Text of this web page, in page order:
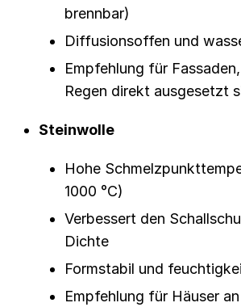
brennbar)
Diffusionsoffen und
Empfehlung für
Regen direkt ausgesetzt
Steinwolle
Hohe
1000 °C)
Verbessert den
Dichte
Formstabil und
Empfehlung für Häuser